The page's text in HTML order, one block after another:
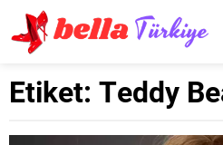
Etiket: Teddy